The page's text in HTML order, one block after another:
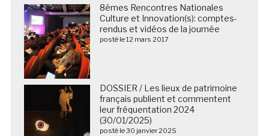
8èmes Rencontres Nationales
Culture et Innovation(s): comptes-
rendus et vidéos de la journée
posté le 12 mars 2017
DOSSIER / Les lieux de patrimoine
français publient et commentent
leur fréquentation 2024
(30/01/2025)
posté le 30 janvier 2025